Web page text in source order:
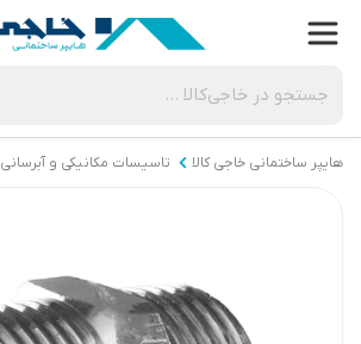
هایپر ساختمانی خاجی‌ کالا تاسیسات مکانیکی و آبرسانی